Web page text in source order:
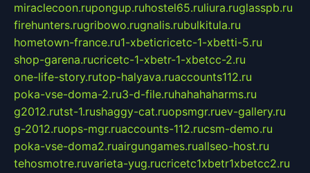
miraclecoon.rupongup.ruhostel65.ruliura.ruglasspb.ru
firehunters.rugribowo.rugnalis.rubulkitula.ru
hometown-france.ru1-xbeticricetc-1-xbetti-5.ru
shop-garena.rucricetc-1-xbetr-1-xbetcc-2.ru
one-life-story.rutop-halyava.ruaccounts112.ru
poka-vse-doma-2.ru3-d-file.ruhahahaharms.ru
g2012.rutst-1.rushaggy-cat.ruopsmgr.ruev-gallery.ru
g-2012.ruops-mgr.ruaccounts-112.rucsm-demo.ru
poka-vse-doma2.ruairgungames.ruallseo-host.ru
tehosmotre.ruvarieta-yug.rucricetc1xbetr1xbetcc2.ru